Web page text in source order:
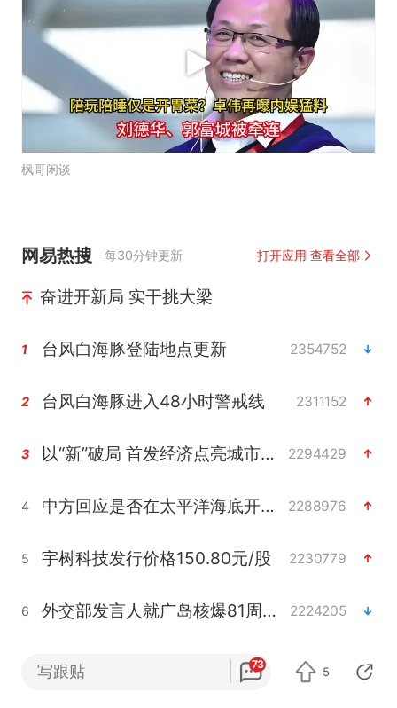
枫哥闲谈
网易热搜 每30分钟更新 打开应用 查看全部
奋进开新局 实干挑大梁
1 台风白海豚登陆地点更新 2354752
2 台风白海豚进入48小时警戒线 2311152
3 以“新”破局 首发经济点亮城市消费活力 2294429
4 中方回应是否在太平洋海底开采稀土 2288976
5 宇树科技发行价格150.80元/股 2230779
6 外交部发言人就广岛核爆81周年等答记者问 2224205
吉林一“温度计大楼”读数爆表 2124807
写跟贴 73
5